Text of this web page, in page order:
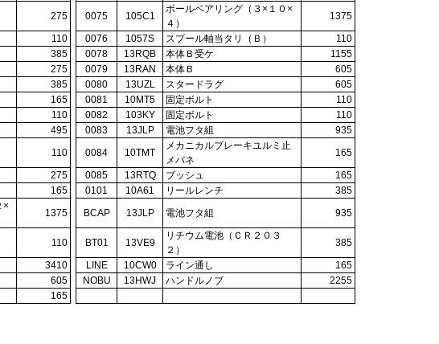
275 0075 105C1
ボールベアリング（３×１０×
４）
1375
110 0076 1057S スプール軸当タリ（Ｂ）
110
385 0078 13RQB 本体Ｂ受ケ
1155
275 0079 13RAN 本体Ｂ
605
385 0080 13UZL スタードラグ
605
165 0081 10MT5 固定ボルト
110
110 0082 103KY 固定ボルト
110
495 0083 13JLP 電池フタ組
935
110 0084 10TMT
メカニカルブレーキユルミ止
メバネ
165
275 0085 13RTQ ブッシュ
165
165 0101 10A61 リールレンチ
385
×
1375 BCAP 13JLP 電池フタ組 935
110 BT01 13VE9
リチウム電池（ＣＲ２０３
２）
385
3410 LINE 10CW0 ライン通し
165
605 NOBU 13HWJ ハンドルノブ
2255
165